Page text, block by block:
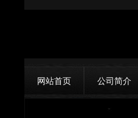
网站首页 公司简介